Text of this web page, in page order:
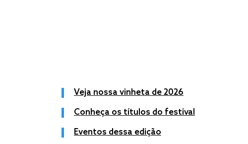
Veja nossa vinheta de 2026
Conheça os títulos do festival
Eventos dessa edição